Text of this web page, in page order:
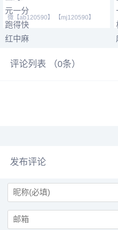
微【ab120590】 【mj120590】
【hf420624】等风也等你
评论列表 （0条）
发布评论